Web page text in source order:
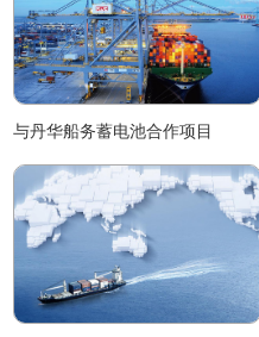
与丹华船务蓄电池合作项目